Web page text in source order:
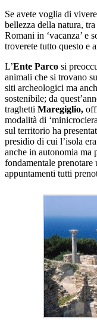
Se avete voglia di
bellezza della natura,
Romani in ‘vacanza’ e
troverete tutto questo e
L’Ente Parco si
animali che si trovano
siti archeologici ma
sostenibile; da
traghetti Maregiglio,
modalità di
sul territorio ha
presidio di cui l’isola
anche in autonomia ma
fondamentale
appuntamenti tutti